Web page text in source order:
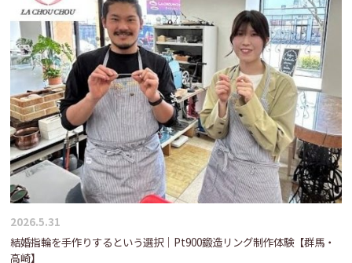
2026.5.31
結婚指輪を手作りするという選択｜Pt900鍛造リング制作体験【群馬・
高崎】